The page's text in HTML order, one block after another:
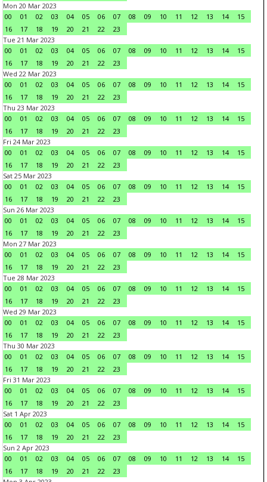
Mon 20 Mar 2023
00
01 02 03 04 05 06 07 08 09 10 11 12 13 14
15
16
17 18 19 20 21 22
23
Tue 21 Mar 2023
00
01 02 03 04 05 06 07 08 09 10 11 12 13 14
15
16
17 18 19 20 21 22
23
Wed 22 Mar 2023
00
01 02 03 04 05 06 07 08 09 10 11 12 13 14
15
16
17 18 19 20 21 22
23
Thu 23 Mar 2023
00
01 02 03 04 05 06 07 08 09 10 11 12 13 14
15
16
17 18 19 20 21 22
23
Fri 24 Mar 2023
00
01 02 03 04 05 06 07 08 09 10 11 12 13 14
15
16
17 18 19 20 21 22
23
Sat 25 Mar 2023
00
01 02 03 04 05 06 07 08 09 10 11 12 13 14
15
16
17 18 19 20 21 22
23
Sun 26 Mar 2023
00
01 02 03 04 05 06 07 08 09 10 11 12 13 14
15
16
17 18 19 20 21 22
23
Mon 27 Mar 2023
00
01 02 03 04 05 06 07 08 09 10 11 12 13 14
15
16
17 18 19 20 21 22
23
Tue 28 Mar 2023
00
01 02 03 04 05 06 07 08 09 10 11 12 13 14
15
16
17 18 19 20 21 22
23
Wed 29 Mar 2023
00
01 02 03 04 05 06 07 08 09 10 11 12 13 14
15
16
17 18 19 20 21 22
23
Thu 30 Mar 2023
00
01 02 03 04 05 06 07 08 09 10 11 12 13 14
15
16
17 18 19 20 21 22
23
Fri 31 Mar 2023
00
01 02 03 04 05 06 07 08 09 10 11 12 13 14
15
16
17 18 19 20 21 22
23
Sat 1 Apr 2023
00
01 02 03 04 05 06 07 08 09 10 11 12 13 14
15
16
17 18 19 20 21 22
23
Sun 2 Apr 2023
00
01 02 03 04 05 06 07 08 09 10 11 12 13 14
15
16
17 18 19 20 21 22
23